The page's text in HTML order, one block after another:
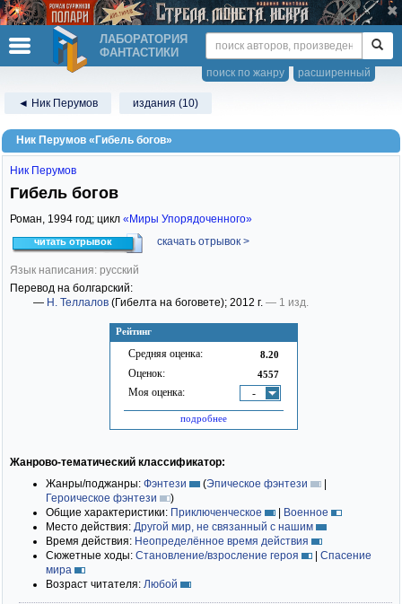
ЛАБОРАТОРИЯ
ФАНТАСТИКИ
расширенный
поиск по жанру
◄ Ник Перумов издания (10)
Ник Перумов «Гибель богов»
Рейтинг
Средняя оценка: 8.20
Оценок: 4557
Моя оценка: -
подробнее
Ник Перумов
Гибель богов
Роман, 1994 год; цикл «Миры Упорядоченного»
читать отрывок скачать отрывок >
Язык написания: русский
Перевод на болгарский:
— Н. Теллалов (Гибелта на боговете); 2012 г. — 1 изд.
Жанрово-тематический классификатор:
Жанры/поджанры: Фэнтези (Эпическое фэнтези
|
Героическое фэнтези
)
Общие характеристики: Приключенческое | Военное
Место действия: Другой мир, не связанный с нашим
Время действия: Неопределённое время действия
Сюжетные ходы: Становление/взросление героя | Спасение
мира
Возраст читателя: Любой